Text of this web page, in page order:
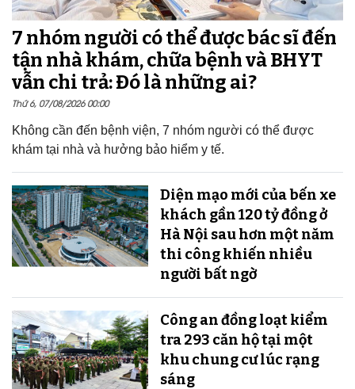
7 nhóm người có thể được bác sĩ đến
tận nhà khám, chữa bệnh và BHYT
vẫn chi trả: Đó là những ai?
Thứ 6, 07/08/2026 00:00
Không cần đến bệnh viện, 7 nhóm người có thể được
khám tại nhà và hưởng bảo hiểm y tế.
Diện mạo mới của bến xe
khách gần 120 tỷ đồng ở
Hà Nội sau hơn một năm
thi công khiến nhiều
người bất ngờ
Công an đồng loạt kiểm
tra 293 căn hộ tại một
khu chung cư lúc rạng
sáng